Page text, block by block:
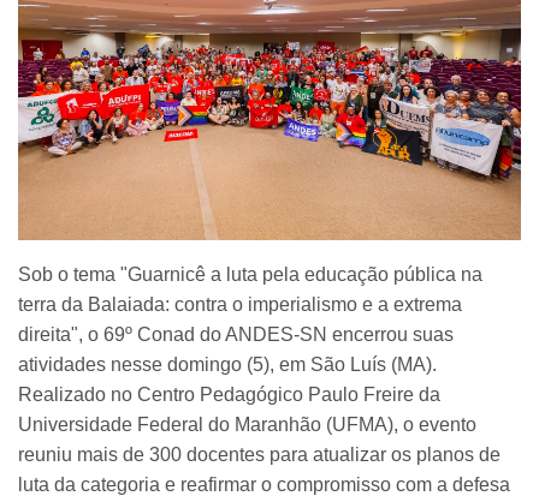
Sob o tema "Guarnicê a luta pela educação pública na
terra da Balaiada: contra o imperialismo e a extrema
direita", o 69º Conad do ANDES-SN encerrou suas
atividades nesse domingo (5), em São Luís (MA).
Realizado no Centro Pedagógico Paulo Freire da
Universidade Federal do Maranhão (UFMA), o evento
reuniu mais de 300 docentes para atualizar os planos de
luta da categoria e reafirmar o compromisso com a defesa